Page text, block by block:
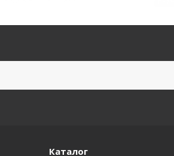
Каталог